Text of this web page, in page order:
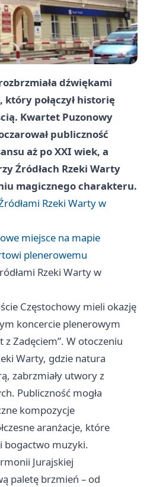
dźwiękami
połączył historię
Kwartet Puzonowy
publiczność
aż po XXI wiek, a
Źródłach Rzeki Warty
magicznego charakteru.
Rzeki Warty w
miejsce na mapie
plenerowemu
Rzeki Warty w
Częstochowy mieli okazję
koncercie plenerowym
z Zadęciem”. W otoczeniu
Warty, gdzie natura
zabrzmiały utwory z
Publiczność mogła
kompozycje
aranżacje, które
bogactwo muzyki.
Jurajskiej
paletę brzmień – od